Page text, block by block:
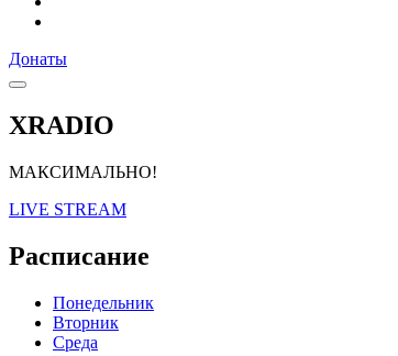
Донаты
XRADIO
МАКСИМАЛЬНО!
LIVE STREAM
Расписание
Понедельник
Вторник
Среда